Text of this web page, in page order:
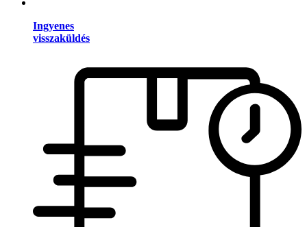
Ingyenes
visszaküldés